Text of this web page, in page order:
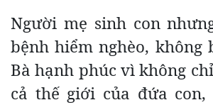
Người mẹ sinh con
bệnh hiểm nghèo, không
Bà hạnh phúc vì không
cả thế giới của đứa